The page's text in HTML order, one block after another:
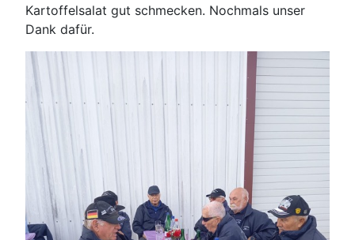
Kartoffelsalat gut schmecken. Nochmals unser
Dank dafür.